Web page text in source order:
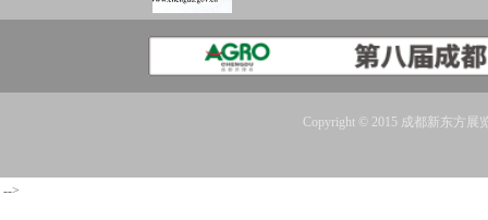
Copyright © 2015 成都新东方展
-->